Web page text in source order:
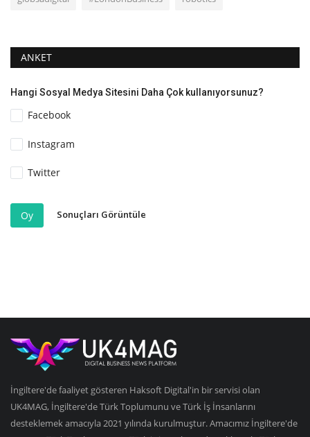
ANKET
Hangi Sosyal Medya Sitesini Daha Çok kullanıyorsunuz?
Facebook
Instagram
Twitter
Oy Sonuçları Görüntüle
İngiltere'de faaliyet gösteren Haksoft Digital'in bir servisi olan
UK4MAG, İngiltere'de Türk Toplumunu ve Türk İş İnsanlarını
desteklemek amacıyla 2021 yılında kurulmuştur. Amacımız İngiltere'de